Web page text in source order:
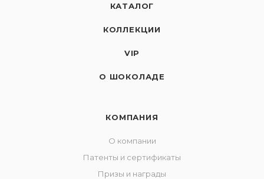
КАТАЛОГ
КОЛЛЕКЦИИ
VIP
О ШОКОЛАДЕ
КОМПАНИЯ
О компании
Патенты и сертификаты
Призы и награды